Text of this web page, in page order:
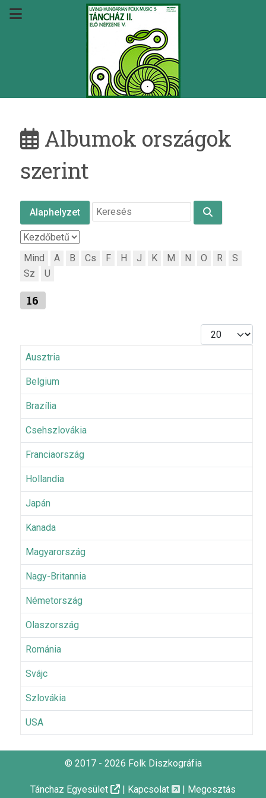
Albumok országok
szerint
Alaphelyzet
Mind A B Cs F H J K M N O R
S
Sz
U
16
Tételek #
Ausztria
Belgium
Brazília
Csehszlovákia
Franciaország
Hollandia
Japán
Kanada
Magyarország
Nagy-Britannia
Németország
Olaszország
Románia
Svájc
Szlovákia
USA
© 2017 - 2026 Folk Diszkográfia
Tánchaz Egyesület | Kapcsolat | Megosztás